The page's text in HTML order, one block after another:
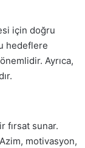
için doğru
hedeflere
Ayrıca,
fırsat sunar.
motivasyon,